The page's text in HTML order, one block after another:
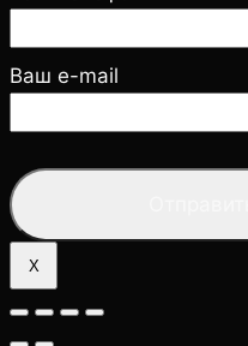
Ваш e-mail
X